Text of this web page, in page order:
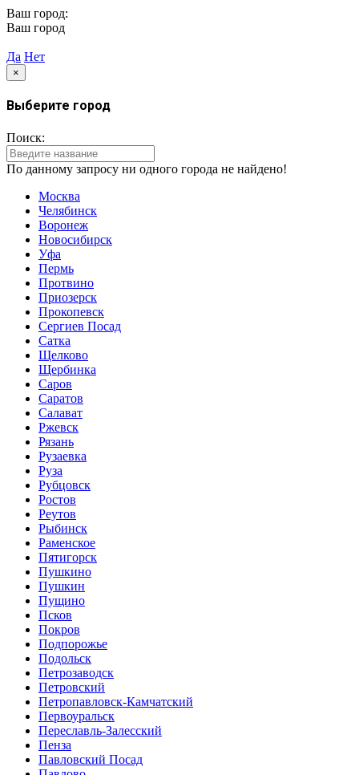
Ваш город:
Ваш город
Да Нет
×
Выберите город
Поиск:
По данному запросу ни одного города не найдено!
Москва
Челябинск
Воронеж
Новосибирск
Уфа
Пермь
Протвино
Приозерск
Прокопевск
Сергиев Посад
Сатка
Щелково
Щербинка
Саров
Саратов
Салават
Ржевск
Рязань
Рузаевка
Руза
Рубцовск
Ростов
Реутов
Рыбинск
Раменское
Пятигорск
Пушкино
Пушкин
Пущино
Псков
Покров
Подпорожье
Подольск
Петрозаводск
Петровский
Петропавловск-Камчатский
Первоуральск
Переславль-Залесский
Пенза
Павловский Посад